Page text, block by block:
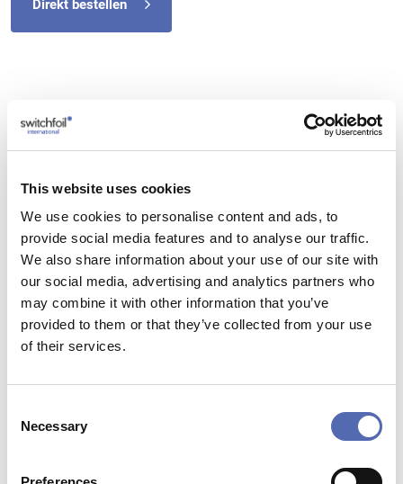
This website uses cookies
We use cookies to personalise content and ads, to
provide social media features and to analyse our traffic.
We also share information about your use of our site with
our social media, advertising and analytics partners who
may combine it with other information that you’ve
provided to them or that they’ve collected from your use
of their services.
Selection
Necessary
Direkt bestellen
Vorteile von schaltbarer Folie
Privatsphäre auf Knopfdruck
Höchste Transparenz
Hohe Qualität